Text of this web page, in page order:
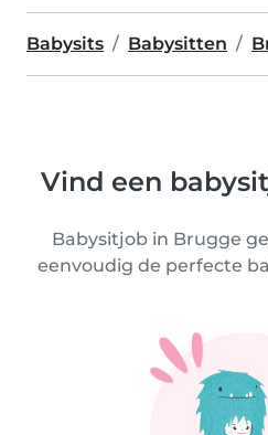
Babysits Babysitten
Vind een
Babysitjob in Brugge
eenvoudig de perfecte